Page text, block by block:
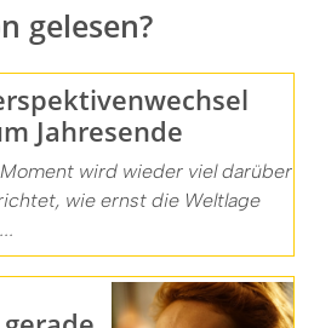
gelesen?
Jahresende
wird wieder viel darüber
wie ernst die Weltlage